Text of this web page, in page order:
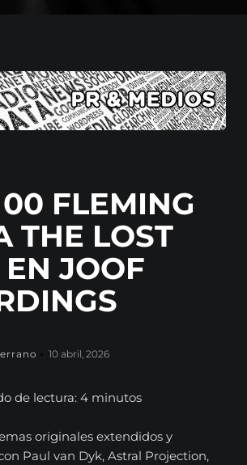
FLEMING
THE LOST
JOOF
10 abril, 2026
de lectura: 4 minutos
originales extendidos y
Paul van Dyk, Astral Projection,